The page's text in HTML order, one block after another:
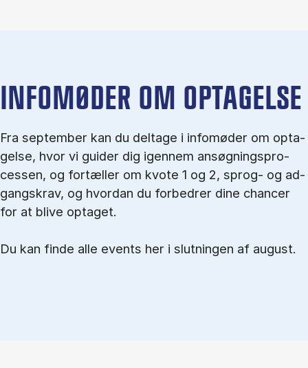
IN­FO­MØ­DER OM OP­TA­GEL­SE
Fra september kan du del­tage i in­fo­mø­der om op­ta­
gel­se, hvor vi gu­i­der dig igen­nem an­søg­nings­pro­
ces­sen, og for­tæl­ler om kvo­te 1 og 2, sprog- og ad­
gangs­krav, og hvordan du forbedrer dine chancer
for at blive optaget.
Du kan finde alle events her i slutningen af august.